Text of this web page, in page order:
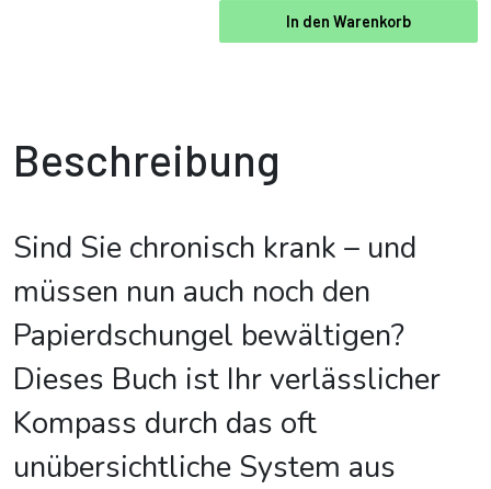
In den Warenkorb
Beschreibung
Sind Sie chronisch krank – und
müssen nun auch noch den
Papierdschungel bewältigen?
Dieses Buch ist Ihr verlässlicher
Kompass durch das oft
unübersichtliche System aus